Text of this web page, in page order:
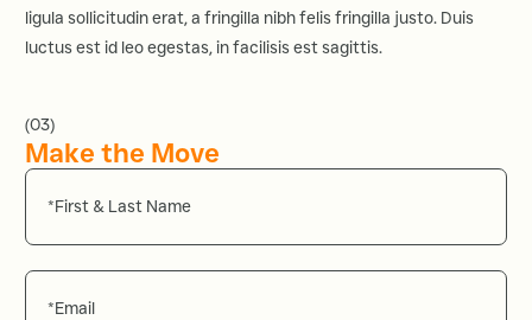
ligula sollicitudin erat, a fringilla nibh felis fringilla justo. Duis
luctus est id leo egestas, in facilisis est sagittis.
(03)
Make the Move